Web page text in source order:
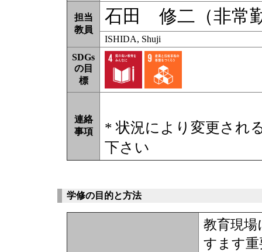
担当
教員
石田 修二（非常
ISHIDA, Shuji
SDGs
の目
標
連絡
事項
* 状況により変更され
下さい
学修の目的と方法
教育現
すます